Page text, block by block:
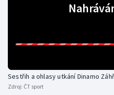
Ragby
Sestřih a ohlasy utkání Dinamo
Zdroj: ČT sport